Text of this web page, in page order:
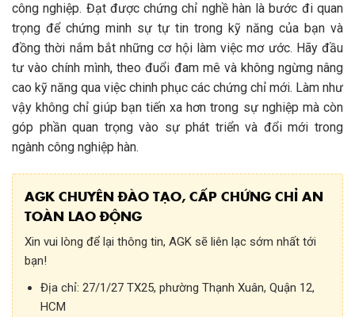
công nghiệp. Đạt được chứng chỉ nghề hàn là bước đi quan
trọng để chứng minh sự tự tin trong kỹ năng của bạn và
đồng thời nắm bắt những cơ hội làm việc mơ ước. Hãy đầu
tư vào chính mình, theo đuổi đam mê và không ngừng nâng
cao kỹ năng qua việc chinh phục các chứng chỉ mới. Làm như
vậy không chỉ giúp bạn tiến xa hơn trong sự nghiệp mà còn
góp phần quan trọng vào sự phát triển và đổi mới trong
ngành công nghiệp hàn.
AGK CHUYÊN ĐÀO TẠO, CẤP CHỨNG CHỈ AN
TOÀN LAO ĐỘNG
Xin vui lòng để lại thông tin, AGK sẽ liên lạc sớm nhất tới
bạn!
Địa chỉ: 27/1/27 TX25, phường Thạnh Xuân, Quận 12,
HCM